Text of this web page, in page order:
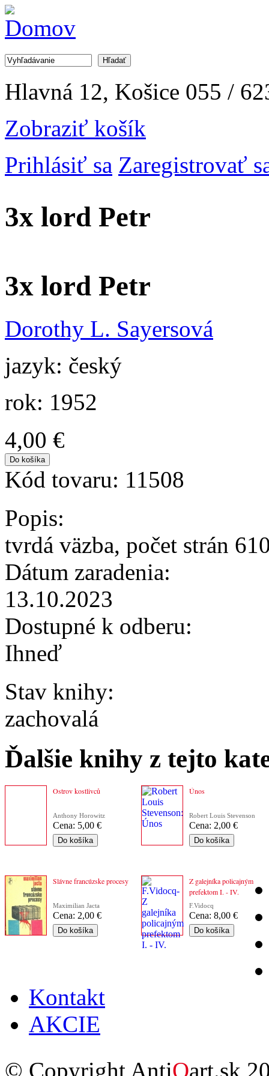
Jump to Navigation
Vyhľadávanie
Hlavná 12, Košice 055 /
Zobraziť košík
Prihlásiť sa Zaregistrovať
3x lord Petr
3x lord Petr
Dorothy L. Sayersová
jazyk: český
rok: 1952
4,00 €
Kód tovaru: 11508
Popis:
tvrdá väzba, počet strán
Dátum zaradenia:
13.10.2023
Dostupné k odberu:
Ihneď
Stav knihy:
zachovalá
Ďalšie knihy z tejto
Ostrov kostlivců
Anthony Horowitz
Cena: 5,00 €
Únos
Robert Louis Stevenson
Cena: 2,00 €
Slávne francúzske procesy
Maximilian Jacta
Cena: 2,00 €
Z galejníka policajným
prefektom I. - IV.
F.Vidocq
Cena: 8,00 €
Kontakt
AKCIE
© Copyright AntiQart.sk